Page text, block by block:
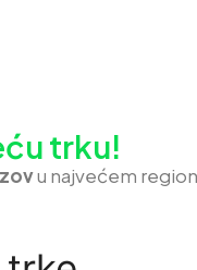
trku!
u najvećem